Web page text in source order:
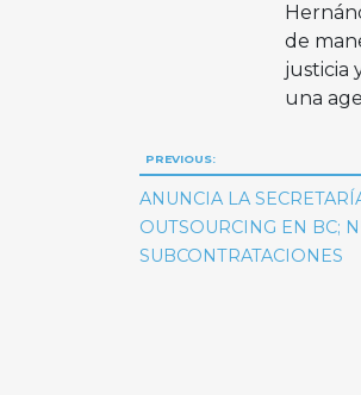
de
justicia
una
Navegación
de
entradas
PREVIOUS:
ANUNCIA LA
OUTSOURCING EN BC;
SUBCONTRATACIONES